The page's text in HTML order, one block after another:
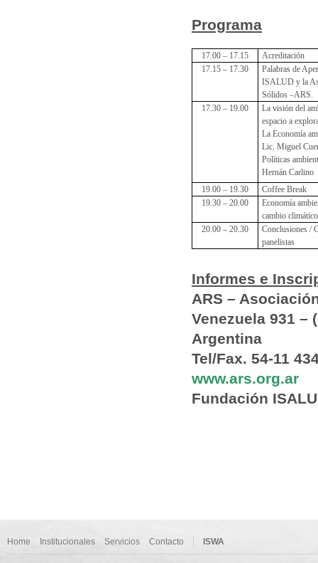
Programa
17.00 – 17.15
Acreditación
17.15 – 17.30
Palabras de
ISALUD y la
Sólidos –ARS.
17.30 – 19.00
La visión del
espacio a
La Economía
Lic. Miguel
Políticas
Hernán Carlino
19.00 – 19.30
Coffee Break
19.30 – 20.00
Economía
cambio
20.00 – 20.30
Conclusiones /
panelistas
Informes e
ARS –
Venezuela 931 –
Argentina
Tel/Fax. 54-11
www.ars.org.ar
Fundación
Home Institucionales Servicios Contacto ISWA